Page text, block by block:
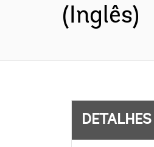
(Inglês)
DETALHES